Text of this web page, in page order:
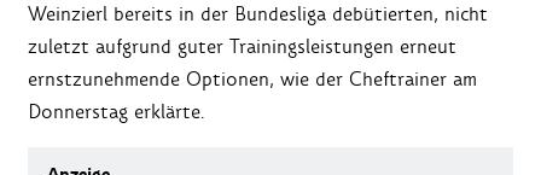
Weinzierl bereits in der Bundesliga debütierten, nicht
zuletzt aufgrund guter Trainingsleistungen erneut
ernstzunehmende Optionen, wie der Cheftrainer am
Donnerstag erklärte.